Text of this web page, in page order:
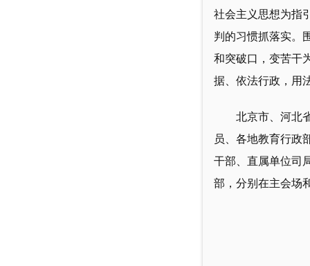
社会主义思想为指
判的习惯抓落实。
和突破口，变苦干
据、依法行政，用
北京市、河北
员、各地教育行政
干部、直属单位司
部，分别在主会场